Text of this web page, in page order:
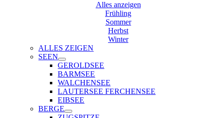
Alles anzeigen
Frühling
Sommer
Herbst
Winter
ALLES ZEIGEN
SEEN
GEROLDSEE
BARMSEE
WALCHENSEE
LAUTERSEE FERCHENSEE
EIBSEE
BERGE